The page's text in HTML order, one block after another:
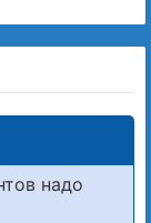
надо